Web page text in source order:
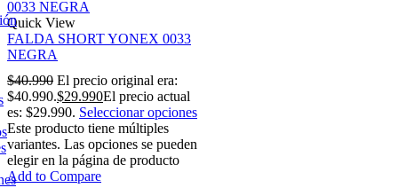
Quick View
FALDA SHORT YONEX 0033
NEGRA
$40.990 El precio original era:
$40.990.$29.990El precio actual
es: $29.990. Seleccionar opciones
Este producto tiene múltiples
variantes. Las opciones se pueden
elegir en la página de producto
Add to Compare